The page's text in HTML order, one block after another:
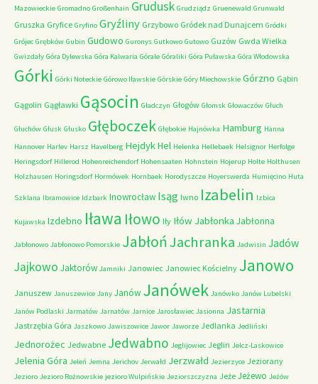
Mazowieckie Gromadno Großenhain Grudusk Grudziądz Gruenewald Grunwald
Gruszka Gryfice Gryfino Gryźliny Grzybowo Gródek nad Dunajcem Gródki
Grójec Grębków Gubin Gudowo Guronys Gutkowo Gutowo Guzów Gwda Wielka
Gwizdały Góra Dylewska Góra Kalwaria Górale Góraliki Góra Puławska Góra Włodowska
Górki Górki Noteckie Górowo Iławskie Górskie Góry Miechowskie Górzno Gąbin
Gągolin Gągławki Gąsocin Gładczyn Głogów Głomsk Głowaczów Głuch
Głuchów Głusk Głusko Głęboczek Głębokie Hajnówka Hamburg Hanna
Hannover Harlev Harsz Havelberg HejdykHel Helenka Hellebaek Helsignor Herfolge
Heringsdorf Hillerod Hohenreichendorf Hohensaaten Hohnstein Hojerup Holte Holthusen
Holzhausen Horingsdorf Hormówek Hornbaek Horodyszcze Hoyerswerda Humięcino Huta
Szklana Ibramowice Idzbark Inowrocław Isąg Iwno Izabelin Izbica
Kujawska Izdebno Iława Iłowo Iły Iłów Jabłonka Jabłonna
Jabłonowo Jabłonowo Pomorskie JabłońJachranka Jadwisin Jadów
Jajkowo Jaktorów Jamniki Janowiec Janowiec Kościelny Janowo
Januszew Januszewice Jany Janów Janówek Janówko Janów Lubelski
Janów Podlaski Jarmatów Jarnatów Jarnice Jarosławiec Jasionna Jastarnia
Jastrzębia Góra Jaszkowo Jawiszowice Jawor Jaworze Jedlanka Jedliński
Jednorożec Jedwabne Jedwabno Jeglijowiec Jeglin Jelcz-Laskowice
Jelenia Góra Jeleń Jemna Jerichov Jerwałd Jerzwałd Jezierzyce Jeziorany
Jezioro Jezioro Rożnowskie jezioro Wulpińskie Jeziorszczyzna Jeże Jeżewo Jeżów